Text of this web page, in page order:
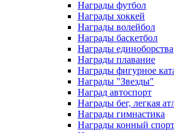
Награды футбол
Награды хоккей
Награды волейбол
Награды баскетбол
Награды единоборства
Награды плавание
Награды фигурное
Награды "Звезды"
Наград автоспорт
Награды бег, легкая
Награды гимнастика
Награды конный спорт